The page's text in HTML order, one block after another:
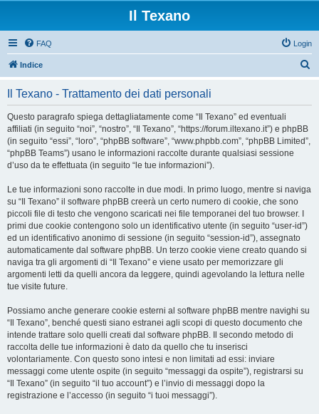
Il Texano
FAQ Login
Indice
Il Texano - Trattamento dei dati personali
Questo paragrafo spiega dettagliatamente come “Il Texano” ed eventuali
affiliati (in seguito “noi”, “nostro”, “Il Texano”, “https://forum.iltexano.it”) e phpBB
(in seguito “essi”, “loro”, “phpBB software”, “www.phpbb.com”, “phpBB Limited”,
“phpBB Teams”) usano le informazioni raccolte durante qualsiasi sessione
d’uso da te effettuata (in seguito “le tue informazioni”).
Le tue informazioni sono raccolte in due modi. In primo luogo, mentre si naviga
su “Il Texano” il software phpBB creerà un certo numero di cookie, che sono
piccoli file di testo che vengono scaricati nei file temporanei del tuo browser. I
primi due cookie contengono solo un identificativo utente (in seguito “user-id”)
ed un identificativo anonimo di sessione (in seguito “session-id”), assegnato
automaticamente dal software phpBB. Un terzo cookie viene creato quando si
naviga tra gli argomenti di “Il Texano” e viene usato per memorizzare gli
argomenti letti da quelli ancora da leggere, quindi agevolando la lettura nelle
tue visite future.
Possiamo anche generare cookie esterni al software phpBB mentre navighi su
“Il Texano”, benché questi siano estranei agli scopi di questo documento che
intende trattare solo quelli creati dal software phpBB. Il secondo metodo di
raccolta delle tue informazioni è dato da quello che tu inserisci
volontariamente. Con questo sono intesi e non limitati ad essi: inviare
messaggi come utente ospite (in seguito “messaggi da ospite”), registrarsi su
“Il Texano” (in seguito “il tuo account”) e l’invio di messaggi dopo la
registrazione e l’accesso (in seguito “i tuoi messaggi”).